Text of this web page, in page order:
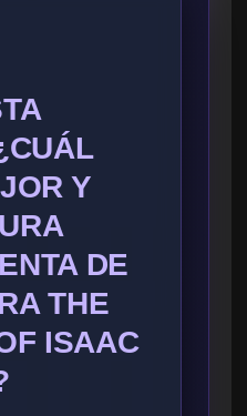
Y
DE
THE
ISAAC